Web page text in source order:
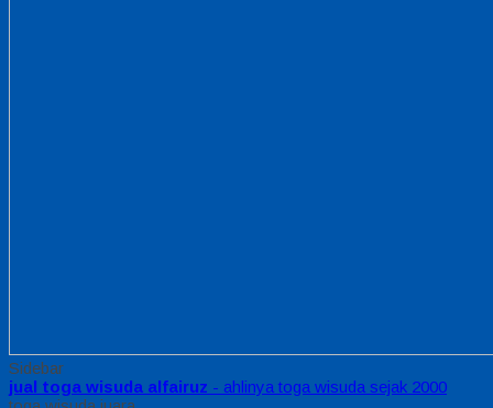
Sidebar
jual toga wisuda alfairuz - ahlinya toga wisuda sejak 2000